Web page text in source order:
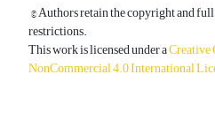
© Authors retain the copyright and
restrictions.
This work is licensed under a
NonCommercial 4.0 International